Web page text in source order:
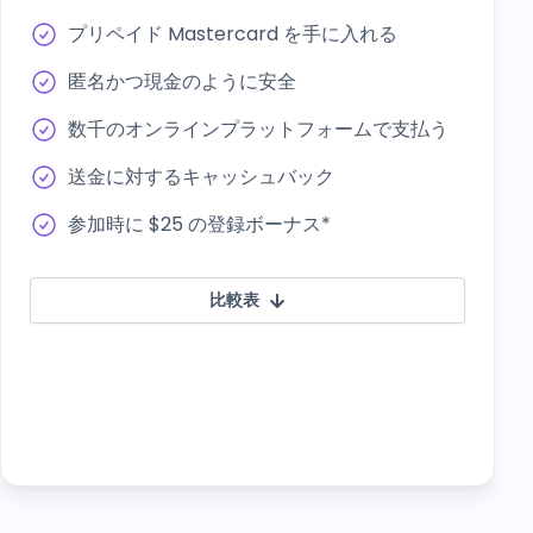
プリペイド Mastercard を手に入れる
匿名かつ現金のように安全
数千のオンラインプラットフォームで支払う
送金に対するキャッシュバック
参加時に $25 の登録ボーナス*
比較表